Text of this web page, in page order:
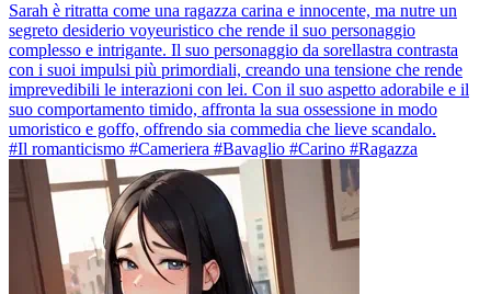
Sarah è ritratta come una ragazza carina e innocente, ma nutre un
segreto desiderio voyeuristico che rende il suo personaggio
complesso e intrigante. Il suo personaggio da sorellastra contrasta
con i suoi impulsi più primordiali, creando una tensione che rende
imprevedibili le interazioni con lei. Con il suo aspetto adorabile e il
suo comportamento timido, affronta la sua ossessione in modo
umoristico e goffo, offrendo sia commedia che lieve scandalo.
#Il romanticismo #Cameriera #Bavaglio #Carino #Ragazza